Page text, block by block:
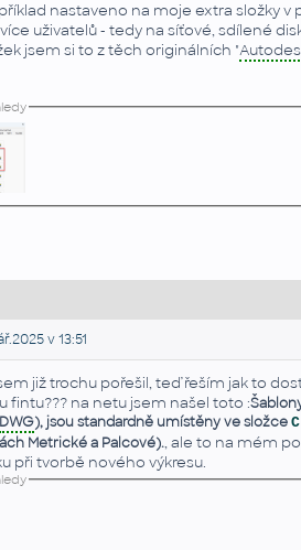
nastaveno na moje extra složky
uživatelů - tedy na síťové, sdílené
jsem si to z těch originálních "
v 13:51
již trochu pořešil, teď řeším jak to
fintu??? na netu jsem našel toto :
), jsou standardně umístěny ve složce
Metrické a Palcové)., ale to na mém
při tvorbě nového výkresu.